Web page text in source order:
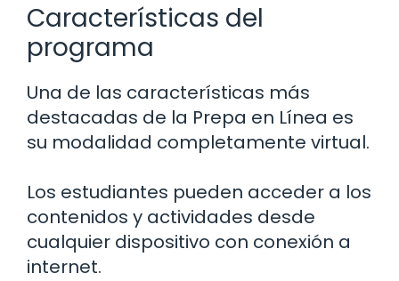
Características del
programa
Una de las características más
destacadas de la Prepa en Línea es
su modalidad completamente virtual.
Los estudiantes pueden acceder a los
contenidos y actividades desde
cualquier dispositivo con conexión a
internet.